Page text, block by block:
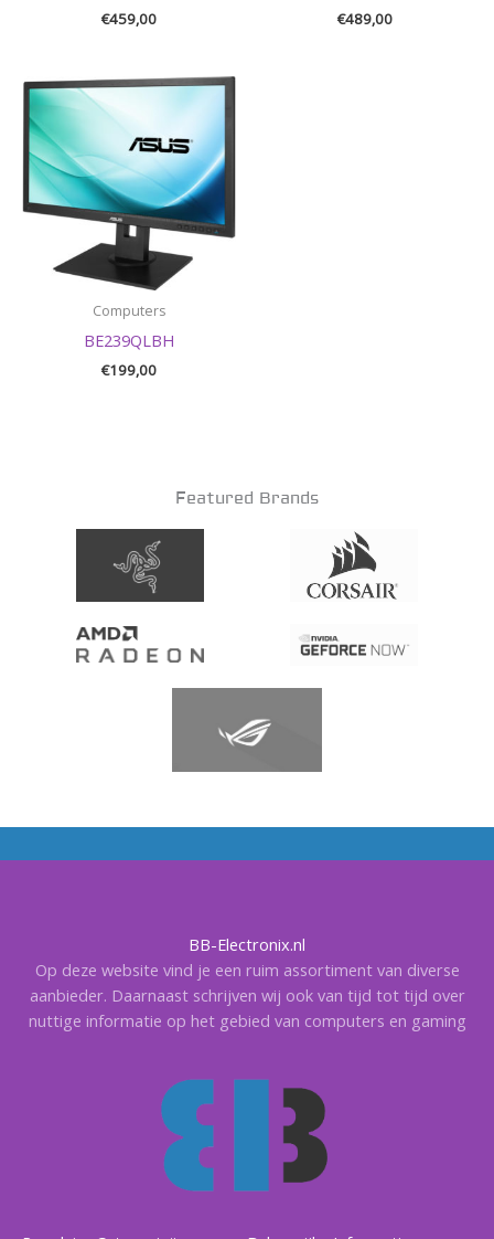
€459,00 €489,00
Computers
BE239QLBH
€199,00
Featured Brands
BB-Electronix.nl
Op deze website vind je een ruim assortiment van diverse
aanbieder. Daarnaast schrijven wij ook van tijd tot tijd over
nuttige informatie op het gebied van computers en gaming